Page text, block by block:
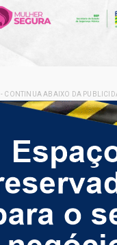
- CONTINUA ABAIXO DA